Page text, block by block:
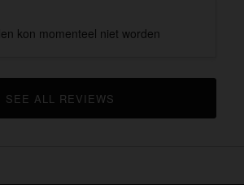
kon momenteel niet worden
CLICK TO GO TO ALL REVIEWS